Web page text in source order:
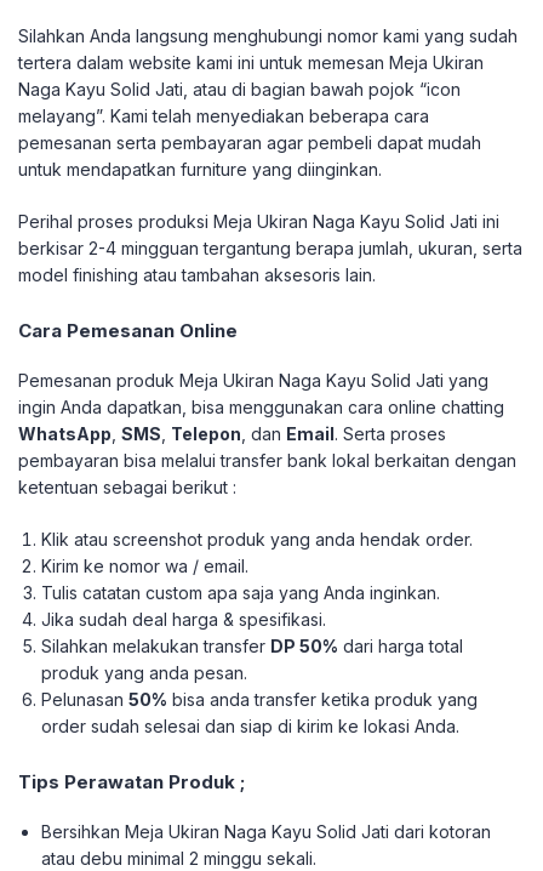
Silahkan Anda langsung menghubungi nomor kami yang sudah
tertera dalam website kami ini untuk memesan Meja Ukiran
Naga Kayu Solid Jati, atau di bagian bawah pojok “icon
melayang”. Kami telah menyediakan beberapa cara
pemesanan serta pembayaran agar pembeli dapat mudah
untuk mendapatkan furniture yang diinginkan.
Perihal proses produksi Meja Ukiran Naga Kayu Solid Jati ini
berkisar 2-4 mingguan tergantung berapa jumlah, ukuran, serta
model finishing atau tambahan aksesoris lain.
Cara Pemesanan Online
Pemesanan produk Meja Ukiran Naga Kayu Solid Jati yang
ingin Anda dapatkan, bisa menggunakan cara online chatting
WhatsApp SMS Telepon , dan Email. Serta proses
pembayaran bisa melalui transfer bank lokal berkaitan dengan
ketentuan sebagai berikut :
Klik atau screenshot produk yang anda hendak order.
Kirim ke nomor wa / email.
Tulis catatan custom apa saja yang Anda inginkan.
Jika sudah deal harga & spesifikasi.
Silahkan melakukan transfer DP 50% dari harga total
produk yang anda pesan.
Pelunasan50% bisa anda transfer ketika produk yang
order sudah selesai dan siap di kirim ke lokasi Anda.
Tips Perawatan Produk ;
Bersihkan Meja Ukiran Naga Kayu Solid Jati dari kotoran
atau debu minimal 2 minggu sekali.